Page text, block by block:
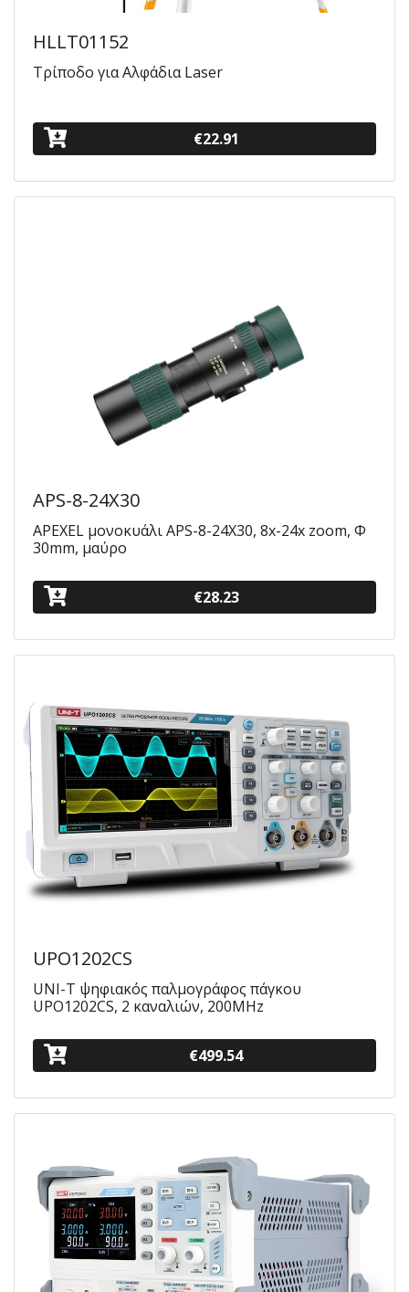
HLLT01152
Τρίποδο για Αλφάδια Laser
€22.91
APS-8-24X30
APEXEL μονοκυάλι APS-8-24X30, 8x-24x zoom, Φ
30mm, μαύρο
€28.23
UPO1202CS
UNI-T ψηφιακός παλμογράφος πάγκου
UPO1202CS, 2 καναλιών, 200MHz
€499.54